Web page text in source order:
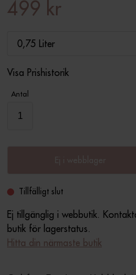
499 kr
0,75 Liter
Visa Prishistorik
Antal
Tillfälligt slut
Ej tillgänglig i webbutik.
butik för lagerstatus.
Hitta din närmaste butik